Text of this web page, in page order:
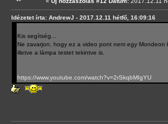
Idézetet írta: AndrewJ - 2017.12.11 hétfő, 16:09:16
Kis segítség...
Ne zavarjon, hogy ez a video pont nem egy
illetve a lámpa testet tekintve is.
https://www.youtube.com/watch?v=2rSkqbMIgYU